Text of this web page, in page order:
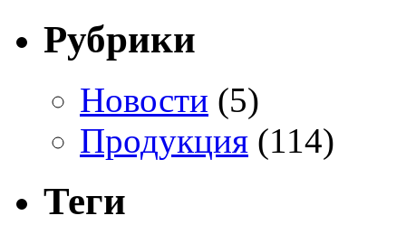
Рубрики
Новости (5)
Продукция (114)
Теги